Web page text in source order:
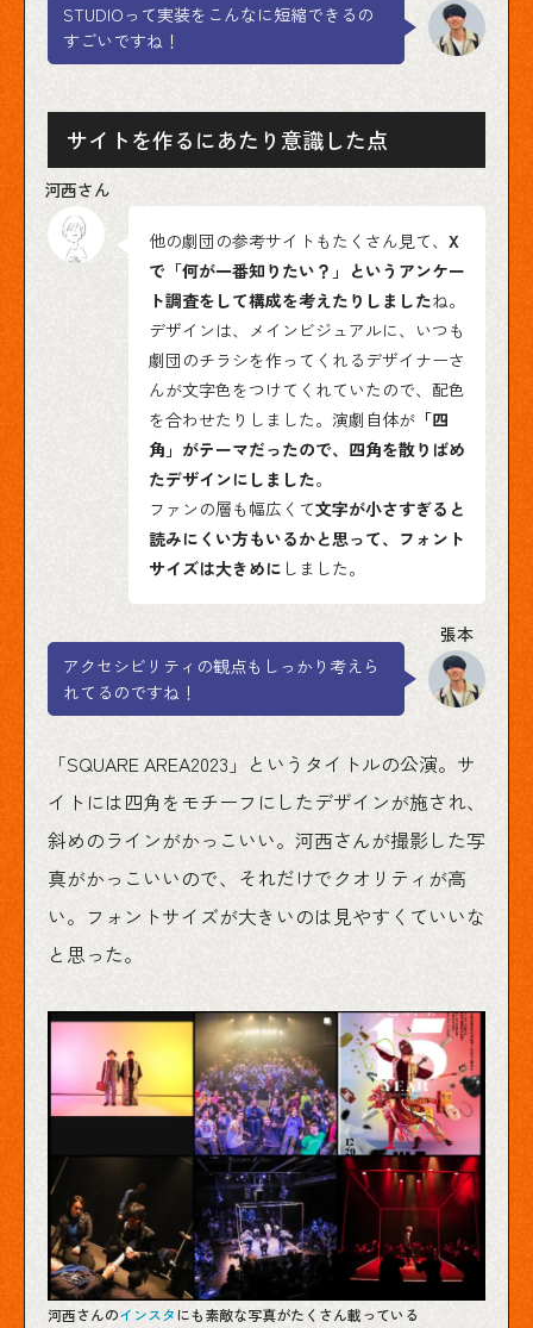
STUDIOって実装をこんなに短縮できるの
すごいですね！
サイトを作るにあたり意識した点
他の劇団の参考サイトもたくさん見て、 X
で「何が一番知りたい？」というアンケー
ト調査をして構成を考えたりしましたね。
デザインは、メインビジュアルに、いつも
劇団のチラシを作ってくれるデザイナーさ
んが文字色をつけてくれていたので、配色
を合わせたりしました。演劇自体が 「四
角」がテーマだったので、四角を散りばめ
たデザインにしました。
ファンの層も幅広くて文字が小さすぎると
読みにくい方もいるかと思って、フォント
サイズは大きめに しました。
アクセシビリティの観点もしっかり考えら
れてるのですね！
「SQUARE AREA2023」というタイトルの公演。サ
イトには四角をモチーフにしたデザインが施され、
斜めのラインがかっこいい。河西さんが撮影した写
真がかっこいいので、それだけでクオリティが高
い。フォントサイズが大きいのは見やすくていいな
と思った。
河西さんのインスタにも素敵な写真がたくさん載っている